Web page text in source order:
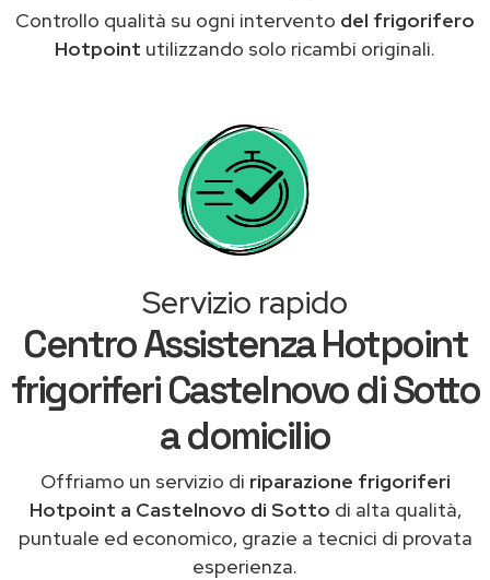
Controllo qualità su ogni intervento del frigorifero
Hotpoint utilizzando solo ricambi originali.
Servizio rapido
Centro Assistenza Hotpoint
frigoriferi Castelnovo di Sotto
a domicilio
Offriamo un servizio di riparazione frigoriferi
Hotpoint a Castelnovo di Sotto di alta qualità,
puntuale ed economico, grazie a tecnici di provata
esperienza.